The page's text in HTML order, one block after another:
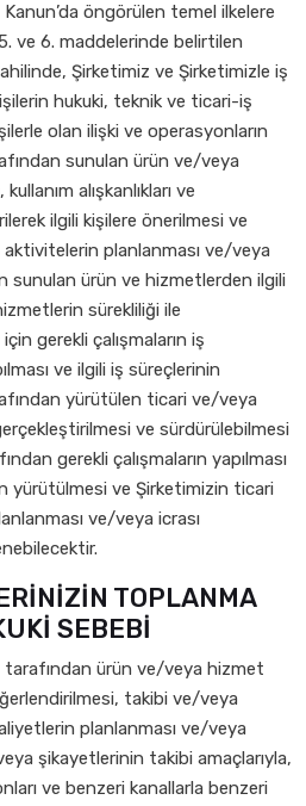
öngörülen temel ilkelere
ve 6. maddelerinde belirtilen
Şirketimiz ve Şirketimizle iş
hukuki, teknik ve ticari-iş
olan ilişki ve operasyonların
sunulan ürün ve/veya
alışkanlıkları ve
ilgili kişilere önerilmesi ve
aktivitelerin planlanması ve/veya
sunulan ürün ve hizmetlerden ilgili
sürekliliği ile
gerekli çalışmaların iş
ve ilgili iş süreçlerinin
yürütülen ticari ve/veya
ve sürdürülebilmesi
gerekli çalışmaların yapılması
yürütülmesi ve Şirketimizin ticari
ve/veya icrası
TOPLANMA
SEBEBİ
tarafından ürün ve/veya hizmet
takibi ve/veya
planlanması ve/veya
şikayetlerinin takibi amaçlarıyla,
ve benzeri kanallarla benzeri